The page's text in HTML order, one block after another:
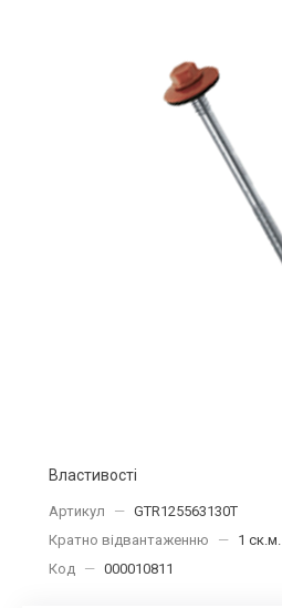
Властивості
Артикул — GTR125563130T
Кратно відвантаженню
— 1 ск.м.
Код — 000010811